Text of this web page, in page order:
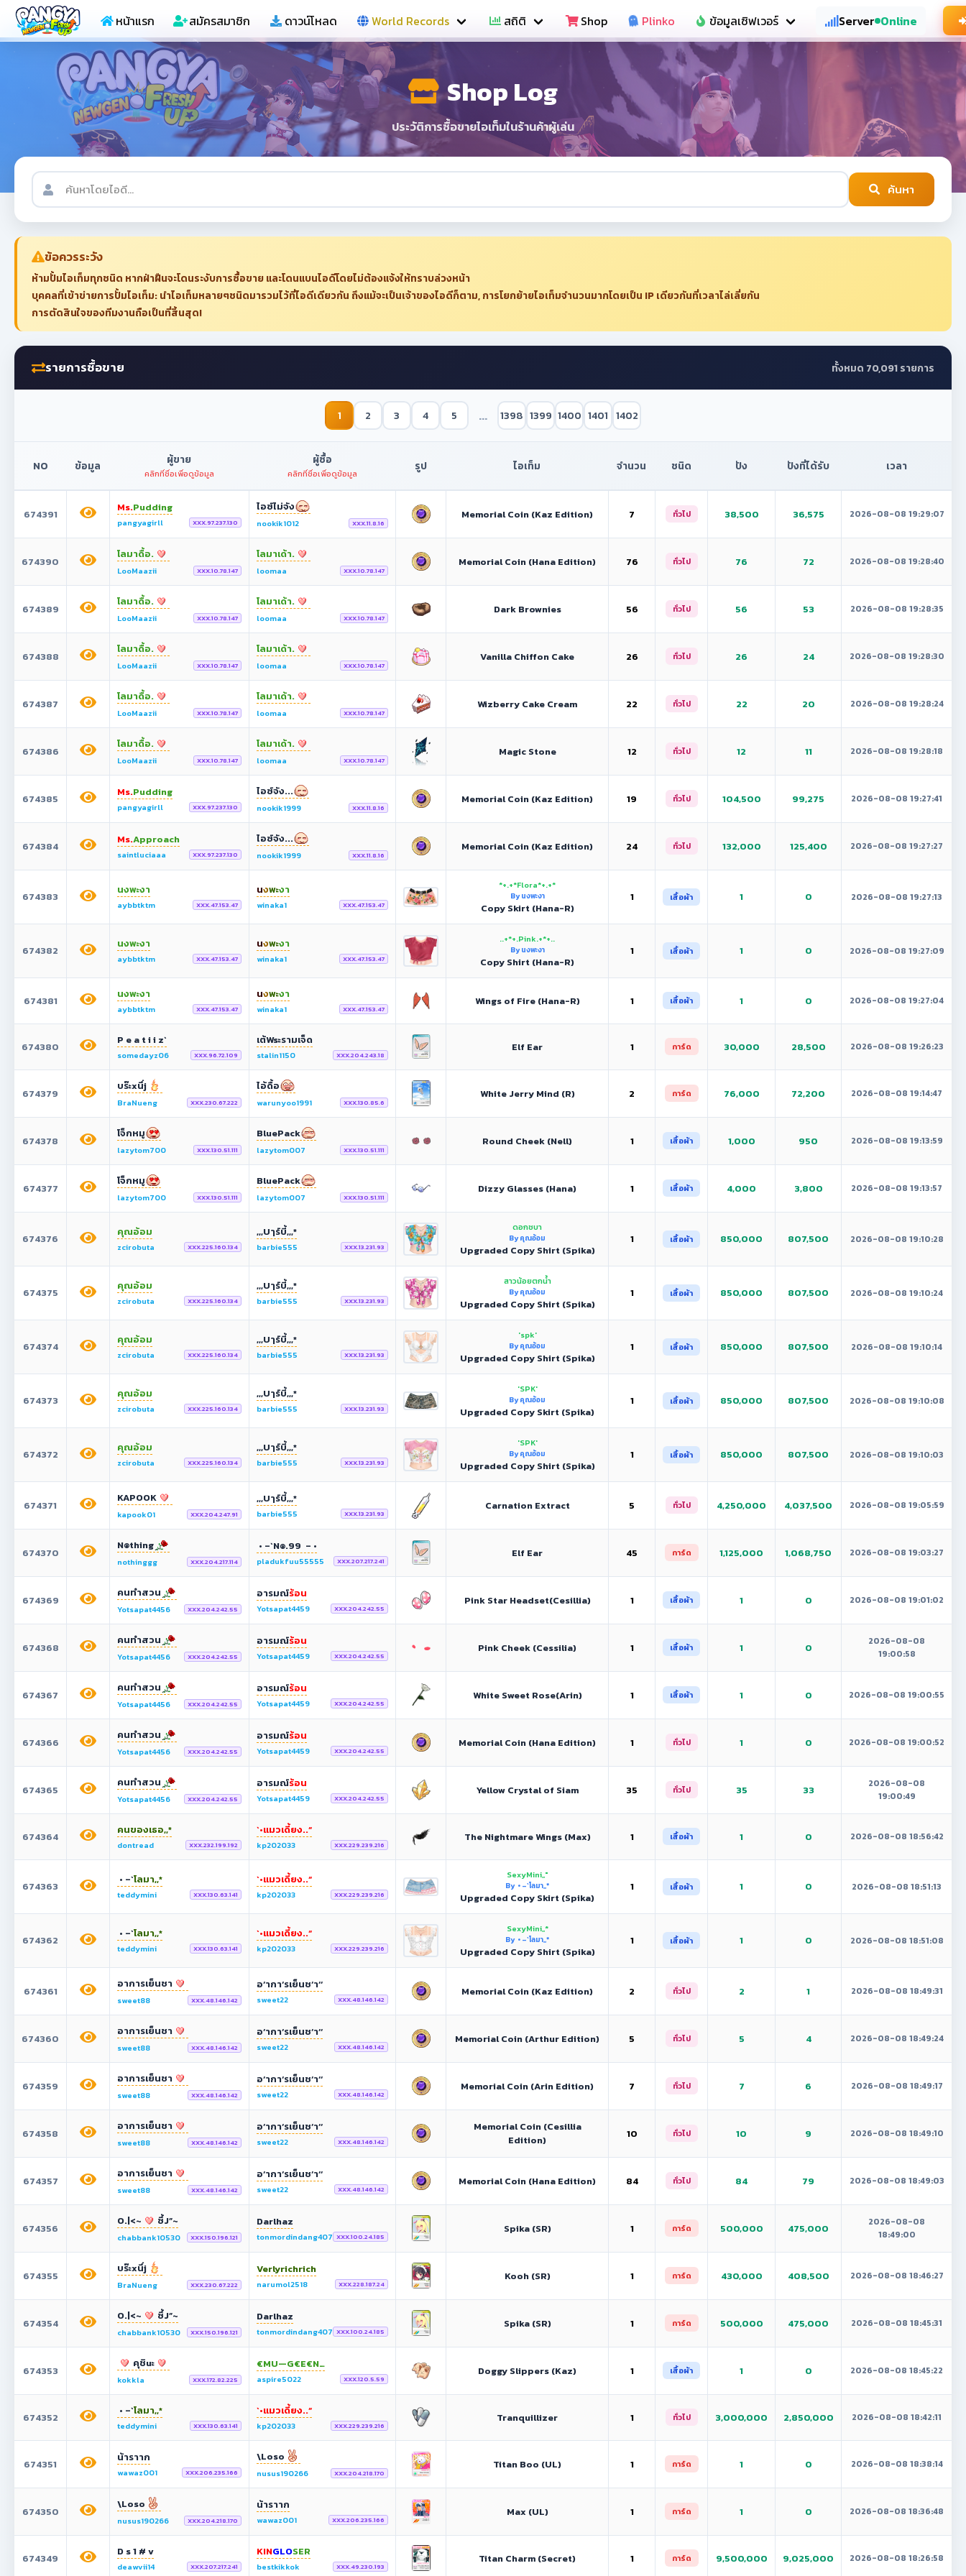
หน้าแรก สมัครสมาชิก ดาวน์โหลด World Records สถิติ Shop Plinko ข้อมูลเซิฟเวอร์ Server Online
Shop Log
ประวัติการซื้อขายไอเท็มในร้านค้าผู้เล่น
ค้นหา
ข้อควรระวัง
ห้ามปั้มไอเท็มทุกชนิด หากฝ่าฝืนจะโดนระงับการซื้อขาย และโดนแบนไอดีโดยไม่ต้องแจ้งให้ทราบล่วงหน้า
บุคคลที่เข้าข่ายการปั้มไอเท็ม: นำไอเท็มหลายๆชนิดมารวมไว้ที่ไอดีเดียวกัน ถึงแม้จะเป็นเจ้าของไอดีก็ตาม, การโยกย้ายไอเท็มจำนวนมากโดยเป็น IP เดียวกันที่เวลาไล่เลี่ยกัน
การตัดสินใจของทีมงานถือเป็นที่สิ้นสุด!
รายการซื้อขาย ทั้งหมด 70,091 รายการ
1 2 3 4 5 ... 1398 1399 1400 1401 1402
NO ข้อมูล ผู้ขาย
คลิกที่ชื่อเพื่อดูข้อมูล
ผู้ซื้อ
คลิกที่ชื่อเพื่อดูข้อมูล
รูป ไอเท็ม จำนวน ชนิด ปัง ปังที่ได้รับ เวลา
674391
Ms.Pudding
pangyagirll XXX.97.237.130
ไอซ์ไม่จัง
nookik1012 XXX.11.8.16
Memorial Coin (Kaz Edition) 7 ทั่วไป 38,500 36,575 2026-08-08 19:29:07
674390
โลมาดื้อ.
LooMaazii XXX.10.78.147
โลมาเด้า.
loomaa XXX.10.78.147
Memorial Coin (Hana Edition) 76 ทั่วไป 76 72 2026-08-08 19:28:40
674389
โลมาดื้อ.
LooMaazii XXX.10.78.147
โลมาเด้า.
loomaa XXX.10.78.147
Dark Brownies 56 ทั่วไป 56 53 2026-08-08 19:28:35
674388
โลมาดื้อ.
LooMaazii XXX.10.78.147
โลมาเด้า.
loomaa XXX.10.78.147
Vanilla Chiffon Cake 26 ทั่วไป 26 24 2026-08-08 19:28:30
674387
โลมาดื้อ.
LooMaazii XXX.10.78.147
โลมาเด้า.
loomaa XXX.10.78.147
Wizberry Cake Cream 22 ทั่วไป 22 20 2026-08-08 19:28:24
674386
โลมาดื้อ.
LooMaazii XXX.10.78.147
โลมาเด้า.
loomaa XXX.10.78.147
Magic Stone 12 ทั่วไป 12 11 2026-08-08 19:28:18
674385
Ms.Pudding
pangyagirll XXX.97.237.130
ไอซ์จัง...
nookik1999 XXX.11.8.16
Memorial Coin (Kaz Edition) 19 ทั่วไป 104,500 99,275 2026-08-08 19:27:41
674384
Ms.Approach
saintluciaaa XXX.97.237.130
ไอซ์จัง...
nookik1999 XXX.11.8.16
Memorial Coin (Kaz Edition) 24 ทั่วไป 132,000 125,400 2026-08-08 19:27:27
674383
นงพะงา
aybbtktm XXX.47.153.47
นงพะงา
winaka1 XXX.47.153.47
*+.+*Flora*+.+*
By นงพะงา
Copy Skirt (Hana-R)
1 เสื้อผ้า 1 0 2026-08-08 19:27:13
674382
นงพะงา
aybbtktm XXX.47.153.47
นงพะงา
winaka1 XXX.47.153.47
..+*+.Pink.+*+..
By นงพะงา
Copy Shirt (Hana-R)
1 เสื้อผ้า 1 0 2026-08-08 19:27:09
674381
นงพะงา
aybbtktm XXX.47.153.47
นงพะงา
winaka1 XXX.47.153.47
Wings of Fire (Hana-R) 1 เสื้อผ้า 1 0 2026-08-08 19:27:04
674380
P e a t i i z`
somedayz06 XXX.96.72.109
เต้Wsะรามเจ็ด
stalin1150 XXX.204.243.18
Elf Ear 1 การ์ด 30,000 28,500 2026-08-08 19:26:23
674379
บร๊ะxนึ่j
BraNueng XXX.230.67.222
ไอ้ดื้อ
warunyoo1991 XXX.130.85.6
White Jerry Mind (R) 2 การ์ด 76,000 72,200 2026-08-08 19:14:47
674378
โจ็กหมู
lazytom700 XXX.130.51.111
BluePack
lazytom007 XXX.130.51.111
Round Cheek (Nell) 1 เสื้อผ้า 1,000 950 2026-08-08 19:13:59
674377
โจ็กหมู
lazytom700 XXX.130.51.111
BluePack
lazytom007 XXX.130.51.111
Dizzy Glasses (Hana) 1 เสื้อผ้า 4,000 3,800 2026-08-08 19:13:57
674376
คุณอ้อม
zcirobuta XXX.225.160.134
,,,Uๅร์บี้,,,*
barbie555 XXX.13.231.93
ดอกชบา
By คุณอ้อม
Upgraded Copy Shirt (Spika)
1 เสื้อผ้า 850,000 807,500 2026-08-08 19:10:28
674375
คุณอ้อม
zcirobuta XXX.225.160.134
,,,Uๅร์บี้,,,*
barbie555 XXX.13.231.93
สาวน้อยตกน้ำ
By คุณอ้อม
Upgraded Copy Shirt (Spika)
1 เสื้อผ้า 850,000 807,500 2026-08-08 19:10:24
674374
คุณอ้อม
zcirobuta XXX.225.160.134
,,,Uๅร์บี้,,,*
barbie555 XXX.13.231.93
'spk'
By คุณอ้อม
Upgraded Copy Shirt (Spika)
1 เสื้อผ้า 850,000 807,500 2026-08-08 19:10:14
674373
คุณอ้อม
zcirobuta XXX.225.160.134
,,,Uๅร์บี้,,,*
barbie555 XXX.13.231.93
'SPK'
By คุณอ้อม
Upgraded Copy Skirt (Spika)
1 เสื้อผ้า 850,000 807,500 2026-08-08 19:10:08
674372
คุณอ้อม
zcirobuta XXX.225.160.134
,,,Uๅร์บี้,,,*
barbie555 XXX.13.231.93
'SPK'
By คุณอ้อม
Upgraded Copy Shirt (Spika)
1 เสื้อผ้า 850,000 807,500 2026-08-08 19:10:03
674371
KAPOOK
kapook01 XXX.204.247.91
,,,Uๅร์บี้,,,*
barbie555 XXX.13.231.93
Carnation Extract 5 ทั่วไป 4,250,000 4,037,500 2026-08-08 19:05:59
674370
N๏thing
nothinggg XXX.204.217.114
• –`N๏.99  – •
pladukfuu55555 XXX.207.217.241
Elf Ear 45 การ์ด 1,125,000 1,068,750 2026-08-08 19:03:27
674369
คนทำสวน
Yotsapat4456 XXX.204.242.55
อารมณ์ร้อน
Yotsapat4459 XXX.204.242.55
Pink Star Headset(Cesillia) 1 เสื้อผ้า 1 0 2026-08-08 19:01:02
674368
คนทำสวน
Yotsapat4456 XXX.204.242.55
อารมณ์ร้อน
Yotsapat4459 XXX.204.242.55
Pink Cheek (Cessilia) 1 เสื้อผ้า 1 0
2026-08-08
19:00:58
674367
คนทำสวน
Yotsapat4456 XXX.204.242.55
อารมณ์ร้อน
Yotsapat4459 XXX.204.242.55
White Sweet Rose(Arin) 1 เสื้อผ้า 1 0 2026-08-08 19:00:55
674366
คนทำสวน
Yotsapat4456 XXX.204.242.55
อารมณ์ร้อน
Yotsapat4459 XXX.204.242.55
Memorial Coin (Hana Edition) 1 ทั่วไป 1 0 2026-08-08 19:00:52
674365
คนทำสวน
Yotsapat4456 XXX.204.242.55
อารมณ์ร้อน
Yotsapat4459 XXX.204.242.55
Yellow Crystal of Siam 35 ทั่วไป 35 33
2026-08-08
19:00:49
674364
คนของเธอ,,*
dontread XXX.232.199.192
`•แมวเดี้ยง..“
kp202033 XXX.229.239.216
The Nightmare Wings (Max) 1 เสื้อผ้า 1 0 2026-08-08 18:56:42
674363
• –`โลมา,,*
teddymini XXX.130.63.141
`•แมวเดี้ยง..“
kp202033 XXX.229.239.216
SexyMini,,"
By • –`โลมา,,*
Upgraded Copy Skirt (Spika)
1 เสื้อผ้า 1 0 2026-08-08 18:51:13
674362
• –`โลมา,,*
teddymini XXX.130.63.141
`•แมวเดี้ยง..“
kp202033 XXX.229.239.216
SexyMini,,*
By • –`โลมา,,*
Upgraded Copy Shirt (Spika)
1 เสื้อผ้า 1 0 2026-08-08 18:51:08
674361
อาการเย็นชา
sweet88 XXX.48.146.142
อ‘ากา‘รเย็นช‘า‘‘
sweet22 XXX.48.146.142
Memorial Coin (Kaz Edition) 2 ทั่วไป 2 1 2026-08-08 18:49:31
674360
อาการเย็นชา
sweet88 XXX.48.146.142
อ‘ากา‘รเย็นช‘า‘‘
sweet22 XXX.48.146.142
Memorial Coin (Arthur Edition) 5 ทั่วไป 5 4 2026-08-08 18:49:24
674359
อาการเย็นชา
sweet88 XXX.48.146.142
อ‘ากา‘รเย็นช‘า‘‘
sweet22 XXX.48.146.142
Memorial Coin (Arin Edition) 7 ทั่วไป 7 6 2026-08-08 18:49:17
674358
อาการเย็นชา
sweet88 XXX.48.146.142
อ‘ากา‘รเย็นช‘า‘‘
sweet22 XXX.48.146.142
Memorial Coin (Cesillia
Edition)
10 ทั่วไป 10 9 2026-08-08 18:49:10
674357
อาการเย็นชา
sweet88 XXX.48.146.142
อ‘ากา‘รเย็นช‘า‘‘
sweet22 XXX.48.146.142
Memorial Coin (Hana Edition) 84 ทั่วไป 84 79 2026-08-08 18:49:03
674356
O.|<~ ซึ้J”~
chabbank10530 XXX.150.196.121
Darlhaz
tonmordindang407 XXX.100.24.185
Spika (SR) 1 การ์ด 500,000 475,000
2026-08-08
18:49:00
674355
บร๊ะxนึ่j
BraNueng XXX.230.67.222
Verlyrichrich
narumol2518 XXX.228.187.24
Kooh (SR) 1 การ์ด 430,000 408,500 2026-08-08 18:46:27
674354
O.|<~ ซึ้J”~
chabbank10530 XXX.150.196.121
Darlhaz
tonmordindang407 XXX.100.24.185
Spika (SR) 1 การ์ด 500,000 475,000 2026-08-08 18:45:31
674353
คุชิuะ
kokkla XXX.172.82.225
€MU—G€E€N…
aspire5022 XXX.120.5.59
Doggy Slippers (Kaz) 1 เสื้อผ้า 1 0 2026-08-08 18:45:22
674352
• –`โลมา,,*
teddymini XXX.130.63.141
`•แมวเดี้ยง..“
kp202033 XXX.229.239.216
Tranquillizer 1 ทั่วไป 3,000,000 2,850,000 2026-08-08 18:42:11
674351
น้าราาก
wawaz001 XXX.206.235.166
\Loso
nusus190266 XXX.204.218.170
Titan Boo (UL) 1 การ์ด 1 0 2026-08-08 18:38:14
674350
\Loso
nusus190266 XXX.204.218.170
น้าราาก
wawaz001 XXX.206.235.166
Max (UL) 1 การ์ด 1 0 2026-08-08 18:36:48
674349
D s 1 # v
deawvii14 XXX.207.217.241
KINGLOSER
bestkikkok XXX.49.230.193
Titan Charm (Secret) 1 การ์ด 9,500,000 9,025,000 2026-08-08 18:26:58